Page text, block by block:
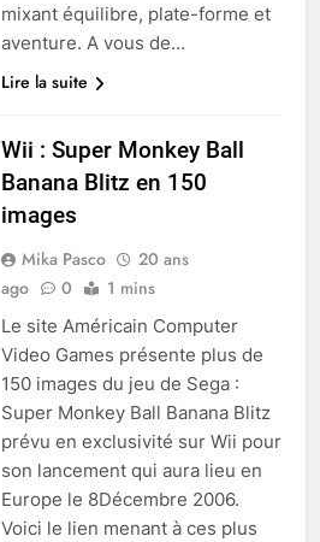
mixant équilibre, plate-forme et
aventure. A vous de…
Lire la suite
Wii : Super Monkey Ball
Banana Blitz en 150
images
Mika Pasco
20 ans
ago
0 1 mins
Le site Américain Computer
Video Games présente plus de
150 images du jeu de Sega :
Super Monkey Ball Banana Blitz
prévu en exclusivité sur Wii pour
son lancement qui aura lieu en
Europe le 8Décembre 2006.
Voici le lien menant à ces plus